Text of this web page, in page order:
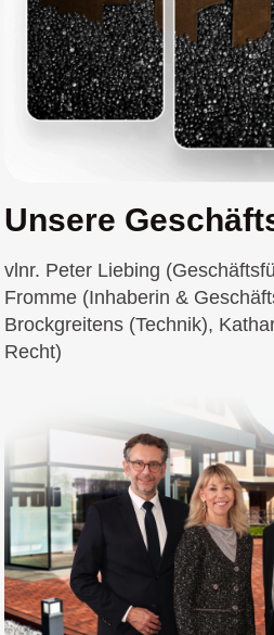
Unsere
vlnr. Peter Liebing
Fromme (Inhaberin &
Brockgreitens (Technik),
Recht)